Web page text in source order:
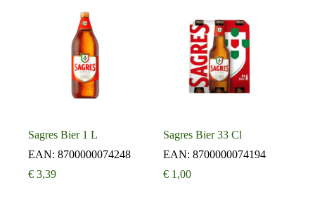
Sagres Bier 1 L
EAN: 8700000074248
€ 3,39
Sagres Bier 33 Cl
EAN:8700000074194
€ 1,00